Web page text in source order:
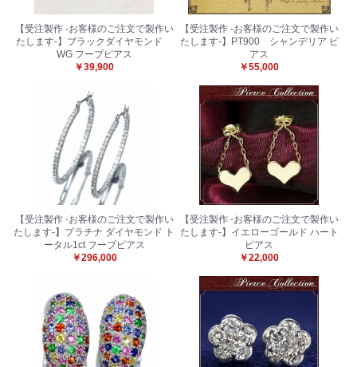
【受注製作 -お客様のご注文で製作い
たします-】ブラックダイヤモンド
WG フープピアス
￥39,900
【受注製作 -お客様のご注文で製作い
たします-】PT900 シャンデリア ピ
アス
￥55,000
【受注製作 -お客様のご注文で製作い
たします-】プラチナ ダイヤモンド ト
ータル1ct フープピアス
￥296,000
【受注製作 -お客様のご注文で製作い
たします-】イエローゴールド ハート
ピアス
￥22,000